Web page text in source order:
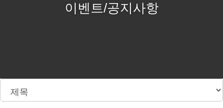
이벤트/공지사항